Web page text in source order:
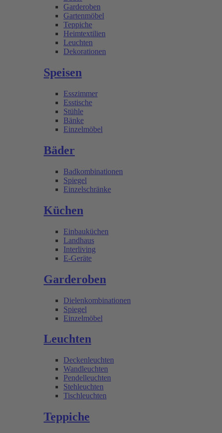
Garderoben
Gartenmöbel
Teppiche
Heimtextilien
Leuchten
Dekorationen
Speisen
Esszimmer
Esstische
Stühle
Bänke
Einzelmöbel
Bäder
Badkombinationen
Spiegel
Einzelschränke
Küchen
Einbauküchen
Landhaus
Interliving
E-Geräte
Garderoben
Dielenkombinationen
Spiegel
Einzelmöbel
Leuchten
Deckenleuchten
Wandleuchten
Pendelleuchten
Stehleuchten
Tischleuchten
Teppiche